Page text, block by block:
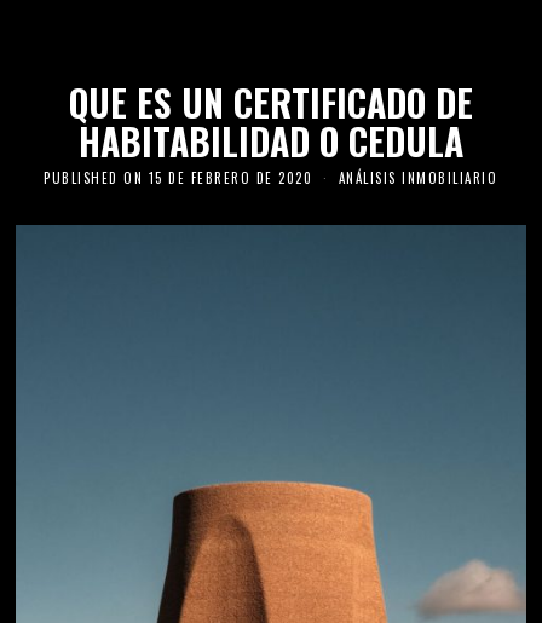
QUE ES UN CERTIFICADO DE
HABITABILIDAD O CEDULA
PUBLISHED ON 15 DE FEBRERO DE 2020 ANÁLISIS INMOBILIARIO